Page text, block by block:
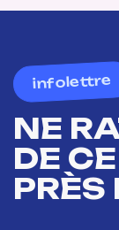
infolettre
NE
DE
PRÈS